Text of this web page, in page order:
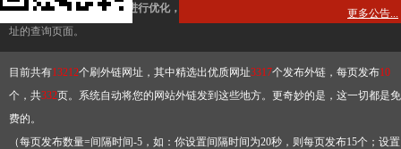
有频繁使用超级外链工具进行优化，才能获得稳定的外链
，最终使搜索引擎收录带
址的查询页面。
目前共有13212个刷外链网址，其中精选出优质网址3317个发布外链，每页发布10
个，共332页。系统自动将您的网站外链发到这些地方。更奇妙的是，这一切都是免
费的。
（每页发布数量=间隔时间-5，如：你设置间隔时间为20秒，则每页发布15个；设置
更多公告...